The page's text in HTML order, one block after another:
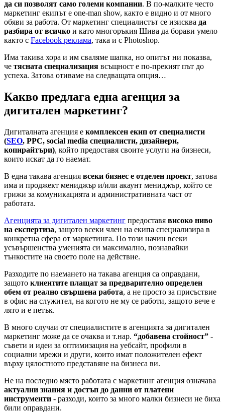
да си позволят само големи компании. В по-малките често
маркетинг екипът е one-man show, както е видно и от много
обяви за работа. От маркетинг специалистът се изисква да
разбира от всичко и като многоръкия Шива да борави умело
както с Facebook реклама, така и с Photoshop.
Има такива хора и им сваляме шапка, но опитът ни показва,
че тясната специализация всъщност е по-прекият път до
успеха. Затова отиваме на следващата опция…
Какво предлага една агенция за
дигитален маркетинг?
Дигиталната агенция е комплексен екип от специалисти
(SEO, PPC, social media специалисти, дизайнери,
копирайтъри), който предоставя своите услуги на бизнеси,
които искат да го наемат.
В една такава агенция всеки бизнес е отделен проект, затова
има и проджект мениджър и/или акаунт мениджър, който се
грижи за комуникацията и административната част от
работата.
Агенцията за дигитален маркетинг предоставя високо ниво
на експертиза, защото всеки член на екипа специализира в
конкретна сфера от маркетинга. По този начин всеки
усъвършенства уменията си максимално, познавайки
тънкостите на своето поле на действие.
Разходите по наемането на такава агенция са оправдани,
защото клиентите плащат за предварително определен
обем от реално свършена работа, а не просто за присъствие
в офис на служител, на когото не му се работи, защото вече е
лято и е петък.
В много случаи от специалистите в агенцията за дигитален
маркетинг може да се очаква и т.нар. “добавена стойност” -
съвети и идеи за оптимизация на уебсайт, профили в
социални мрежи и други, които имат положителен ефект
върху цялостното представяне на бизнеса ви.
Не на последно място работата с маркетинг агенция означава
актуални знания и достъп до данни от платени
инструменти - разходи, които за много малки бизнеси не биха
били оправдани.